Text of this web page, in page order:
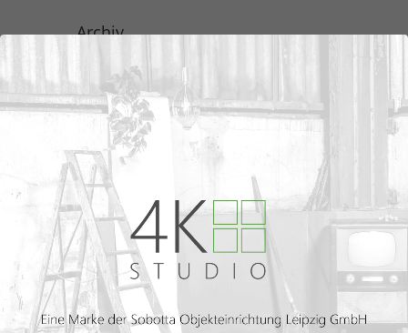
Archiv
Kategorien
Keine Kategorien
Meta
Anmelden
Eintrags-Feed
Kommentar-Feed
WordPress.org